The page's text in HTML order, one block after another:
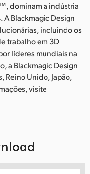
dominam a indústria
A Blackmagic Design
incluindo os
trabalho em 3D
líderes mundiais na
a Blackmagic Design
Reino Unido, Japão,
visite